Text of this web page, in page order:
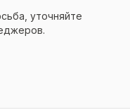
уточняйте